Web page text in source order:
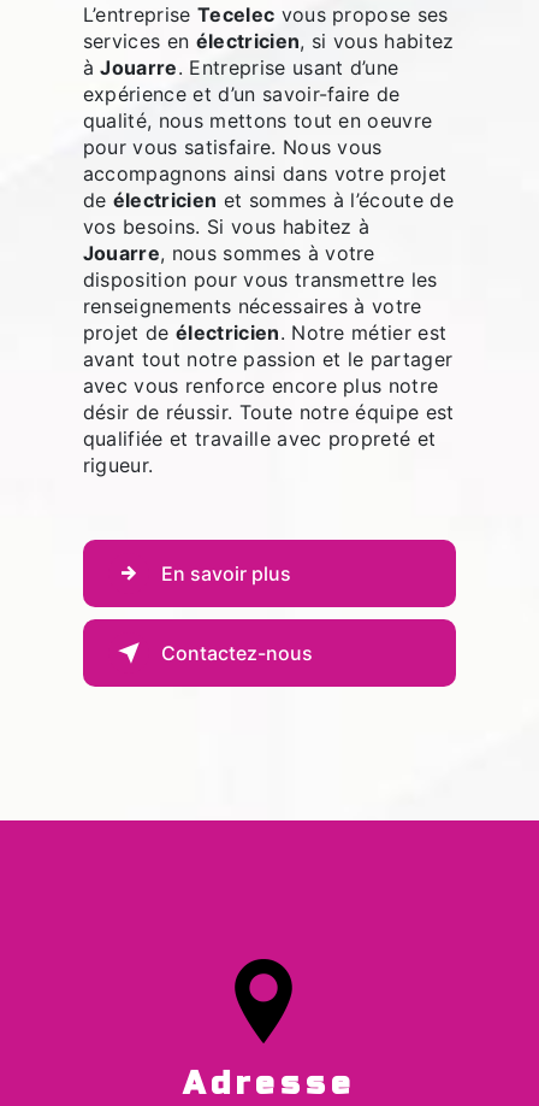
L’entreprise Tecelec vous propose ses
services en électricien, si vous habitez
àJouarre. Entreprise usant d’une
expérience et d’un savoir-faire de
qualité, nous mettons tout en oeuvre
pour vous satisfaire. Nous vous
accompagnons ainsi dans votre projet
de électricien et sommes à l’écoute de
vos besoins. Si vous habitez à
Jouarre, nous sommes à votre
disposition pour vous transmettre les
renseignements nécessaires à votre
projet deélectricien. Notre métier est
avant tout notre passion et le partager
avec vous renforce encore plus notre
désir de réussir. Toute notre équipe est
qualifiée et travaille avec propreté et
rigueur.
En savoir plus
Contactez-nous
Adresse